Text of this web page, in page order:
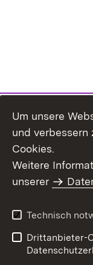
Um unsere
und verbessern
Cookies.
Weitere
unserer
Technisch
Drittanbieter-